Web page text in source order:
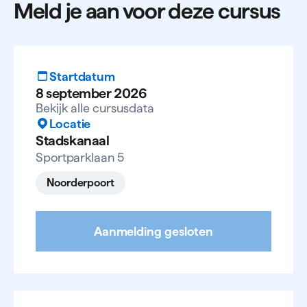
ontvang je een bewijs van deelname.
subsidie- en financieringsmogelijkheden. Kijk op
onzesubsidiepagina of jij en de cursus hiervoor in
Meld je aan voor deze cursus
Startdatum
8 september 2026
Bekijk alle cursusdata
Locatie
Stadskanaal
Sportparklaan 5
Noorderpoort
Aanmelding gesloten